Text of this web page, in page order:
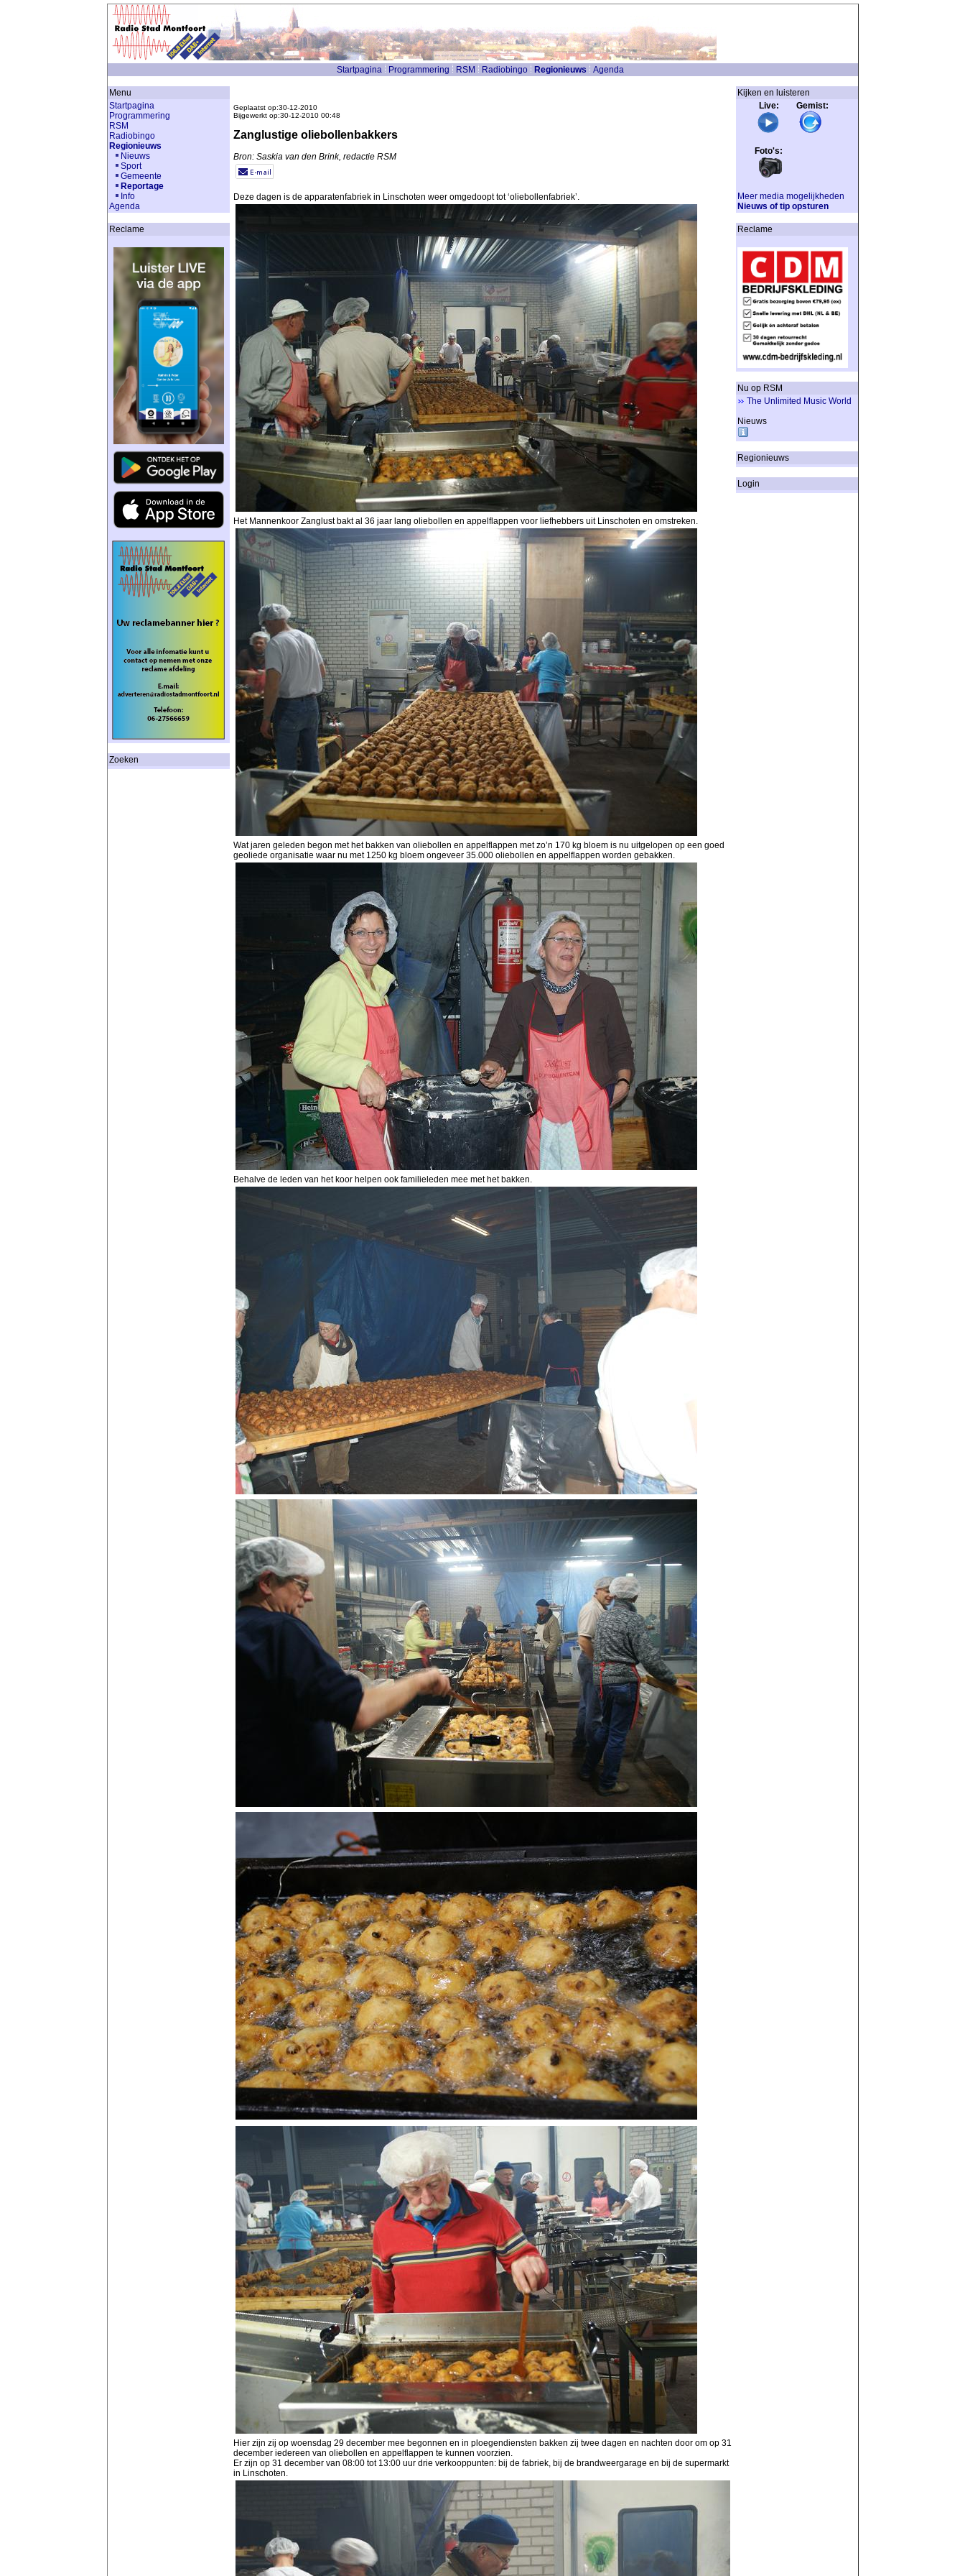
Startpagina Programmering RSM Radiobingo Regionieuws Agenda
Menu
Startpagina
Programmering
RSM
Radiobingo
Regionieuws
Nieuws
Sport
Gemeente
Reportage
Info
Agenda
Reclame
Zoeken
Geplaatst op:30-12-2010
Bijgewerkt op:30-12-2010 00:48
Zanglustige oliebollenbakkers
Bron: Saskia van den Brink, redactie RSM
Deze dagen is de apparatenfabriek in Linschoten weer omgedoopt tot ‘oliebollenfabriek’.
Het Mannenkoor Zanglust bakt al 36 jaar lang oliebollen en appelflappen voor liefhebbers uit Linschoten en omstreken.
Wat jaren geleden begon met het bakken van oliebollen en appelflappen met zo’n 170 kg bloem is nu uitgelopen op een goed
geoliede organisatie waar nu met 1250 kg bloem ongeveer 35.000 oliebollen en appelflappen worden gebakken.
Behalve de leden van het koor helpen ook familieleden mee met het bakken.
Hier zijn zij op woensdag 29 december mee begonnen en in ploegendiensten bakken zij twee dagen en nachten door om op 31
december iedereen van oliebollen en appelflappen te kunnen voorzien.
Er zijn op 31 december van 08:00 tot 13:00 uur drie verkooppunten: bij de fabriek, bij de brandweergarage en bij de supermarkt
in Linschoten.
Kijken en luisteren
Live: Gemist:
Foto's:
Meer media mogelijkheden
Nieuws of tip opsturen
Reclame
Nu op RSM
The Unlimited Music World
Nieuws
Regionieuws
Login